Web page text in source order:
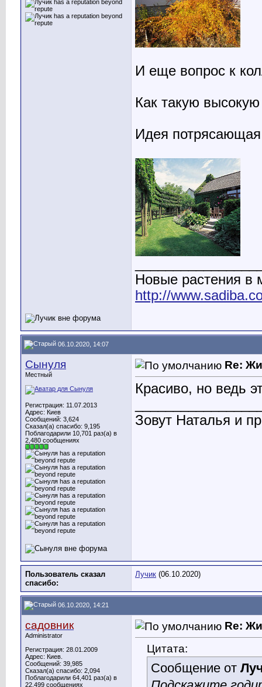
И еще вопрос к
Как такую
Идея
Новые растения
http://
06.10.2020, 14:07
Сынуля
Местный
Регистрация: 11.07.2013
Адрес: Киев
Сообщений: 3,624
Сказал(а) спасибо: 9,195
Поблагодарили 10,701 раз(а) в
2,480 сообщениях
Re:
Красиво, но ведь
Зовут Наталья и
Пользователь сказал
cпасибо:
Лучик (06.10.2020)
06.10.2020, 14:21
садовник
Administrator
Регистрация: 28.01.2009
Адрес: Киев.
Сообщений: 39,985
Сказал(а) спасибо: 2,094
Поблагодарили 64,401 раз(а) в
22,499 сообщениях
Re:
Цитата:
Сообщение от